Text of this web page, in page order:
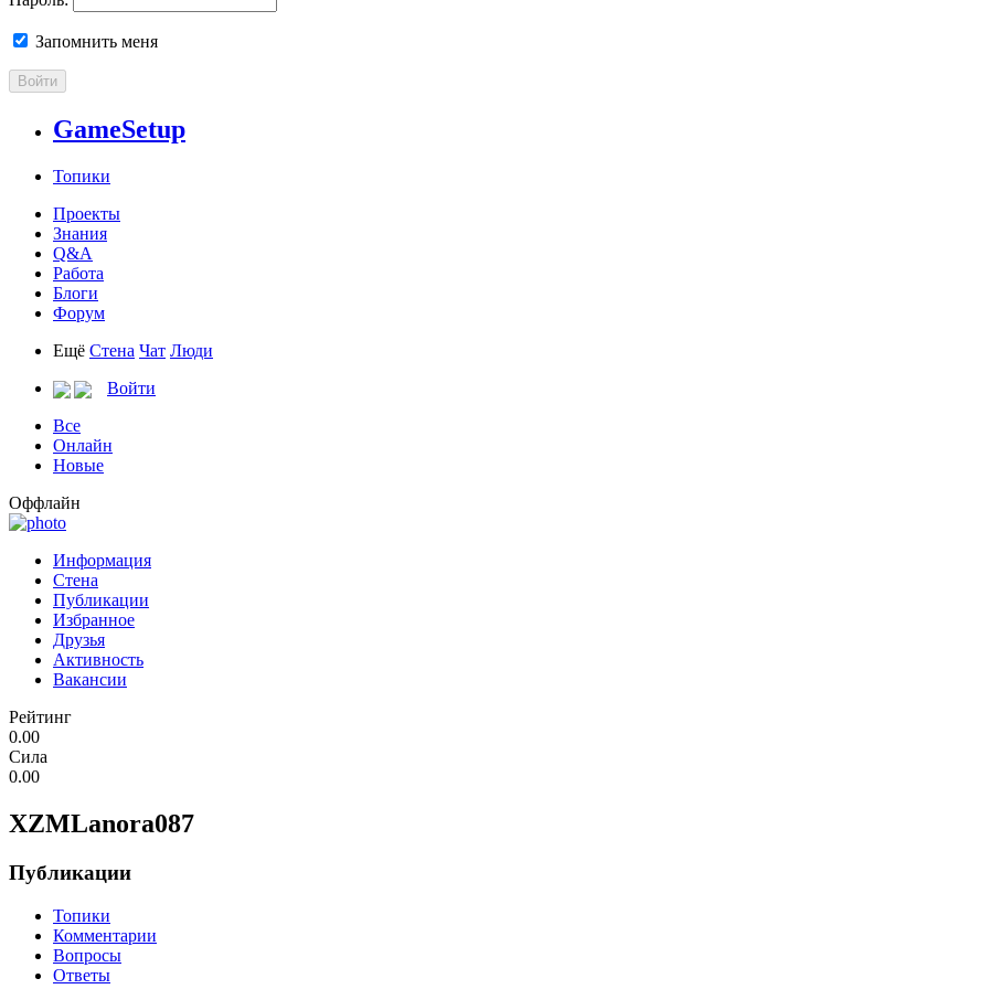
Запомнить меня
Войти
GameSetup
Топики
Проекты
Знания
Q&A
Работа
Блоги
Форум
Ещё Стена Чат Люди
Войти
Все
Онлайн
Новые
Оффлайн
Информация
Стена
Публикации
Избранное
Друзья
Активность
Вакансии
Рейтинг
0.00
Сила
0.00
XZMLanora087
Публикации
Топики
Комментарии
Вопросы
Ответы